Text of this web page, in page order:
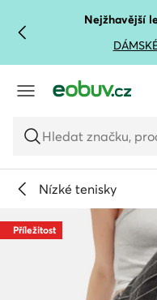
PŘEJÍT NA HLAVNÍ
PŘEJÍT NANejžhavější
Hledat značku,
Nízké tenisky
Příležitost